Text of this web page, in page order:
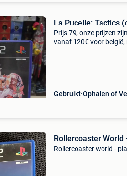
La Pucelle: Tactics
Prijs 79, onze prijzen
vanaf 120€ voor
Gebruikt Ophalen of
Rollercoaster World
Rollercoaster world -